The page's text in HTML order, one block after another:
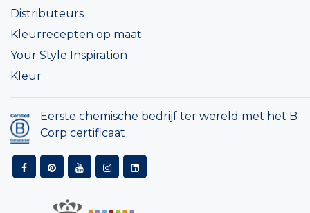
Distributeurs
Kleurrecepten op maat
Your Style Inspiration
Kleur
Eerste chemische bedrijf ter wereld met het B
Corp certificaat